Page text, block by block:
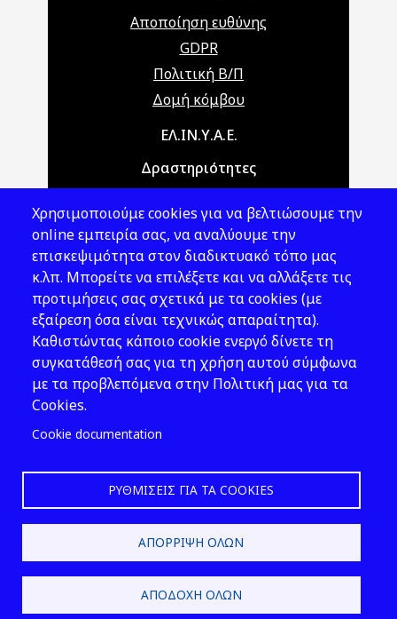
Αποποίηση ευθύνης
GDPR
Πολιτική Β/Π
Δομή κόμβου
Main navigationΕΛ.ΙΝ.Υ.Α.Ε.
Δραστηριότητες
Νομοθεσία
Εκδόσεις
Νέα - Εκδηλώσεις
Ακολουθήστε μας
Χρησιμοποιούμε cookies για να βελτιώσουμε την
online εμπειρία σας, να αναλύουμε την
επισκεψιμότητα στον διαδικτυακό τόπο μας
κ.λπ. Μπορείτε να επιλέξετε και να αλλάξετε τις
προτιμήσεις σας σχετικά με τα cookies (με
εξαίρεση όσα είναι τεχνικώς απαραίτητα).
Καθιστώντας κάποιο cookie ενεργό δίνετε τη
συγκατάθεσή σας για τη χρήση αυτού σύμφωνα
με τα προβλεπόμενα στην Πολιτική μας για τα
Cookies.
Cookie documentation
ΡΥΘΜΊΣΕΙΣ ΓΙΑ ΤΑ COOKIES
ΑΠΌΡΡΙΨΗ ΌΛΩΝ
ΑΠΟΔΟΧΉ ΌΛΩΝ
2026 © ΕΛ.ΙΝ.Υ.Α.Ε.
Design & Development by